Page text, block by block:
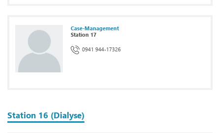
Case-Management
Station 17
0941 944-17326
Station 16 (Dialyse)